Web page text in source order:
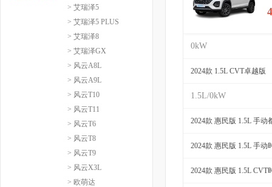
> 艾瑞泽5
> 艾瑞泽5 PLUS
> 艾瑞泽8
> 艾瑞泽GX
> 风云A8L
> 风云A9L
> 风云T10
> 风云T11
> 风云T6
> 风云T8
> 风云T9
> 风云X3L
> 欧萌达
0kW
2024款 1.5L CVT卓越版
1.5L/0kW
2024款 惠民版 1.5L 手动
2024款 惠民版 1.5L 手动
2024款 惠民版 1.5L CVT